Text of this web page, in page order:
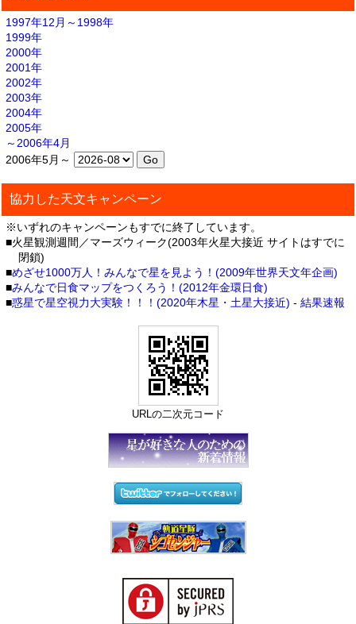
1997年12月～1998年
1999年
2000年
2001年
2002年
2003年
2004年
2005年
～2006年4月
2006年5月～
協力した天文キャンペーン
※いずれのキャンペーンもすでに終了しています。
■火星観測週間／マーズウィーク(2003年火星大接近 サイトはすでに
閉鎖)
■めざせ1000万人！みんなで星を見よう！(2009年世界天文年企画)
■みんなで日食マップをつくろう！(2012年金環日食)
■惑星で星空視力大実験！！！(2020年木星・土星大接近) - 結果速報
URLの二次元コード